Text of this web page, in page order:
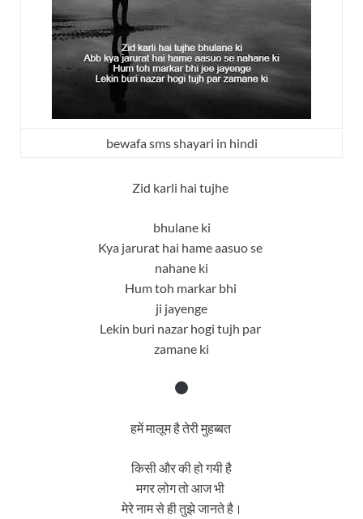
bewafa sms shayari in hindi
Zid karli hai tujhe
bhulane ki
Kya jarurat hai hame aasuo se
nahane ki
Hum toh markar bhi
ji jayenge
Lekin buri nazar hogi tujh par
zamane ki
हमें मालूम है तेरी मुहब्बत
किसी और की हो गयी है
मगर लोग तो आज भी
मेरे नाम से ही तुझे जानते है।